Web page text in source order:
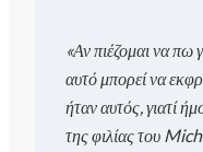
«Αν πιέζομαι να πω
αυτό μπορεί να
ήταν αυτός, γιατί
της φιλίας του